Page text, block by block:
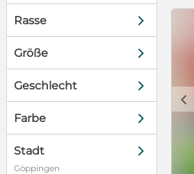
Rasse d
Größe d
Geschlecht d
Farbe d
Stadt d
Göppingen
c